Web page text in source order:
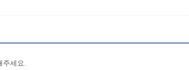
주세요.